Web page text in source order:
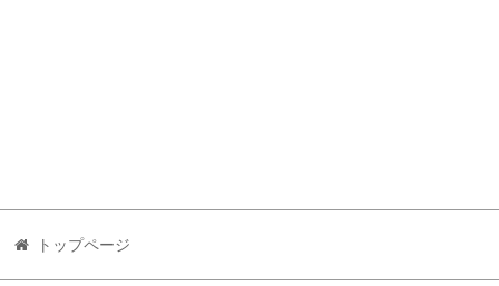
トップページ